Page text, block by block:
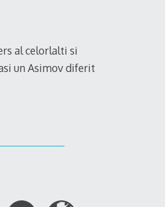
al celorlalti si
un Asimov diferit